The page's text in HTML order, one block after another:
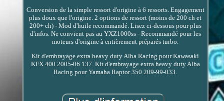
Conversion de la simple ressort d'origine à 6 ressorts. Engagement
plus doux que l'origine. 2 options de ressort (moins de 200 ch et
200+ ch) - Mod d'huile recommandé. Lisez ci-dessous pour plus
d'infos. Ne convient pas au YXZ1000ss - Recommandé pour les
moteurs d'origine à entièrement préparés turbo.
Kit d'embrayage extra heavy duty Alba Racing pour Kawasaki
KFX 400 2005-06 137. Kit d'embrayage extra heavy duty Alba
Racing pour Yamaha Raptor 350 209-99-033.